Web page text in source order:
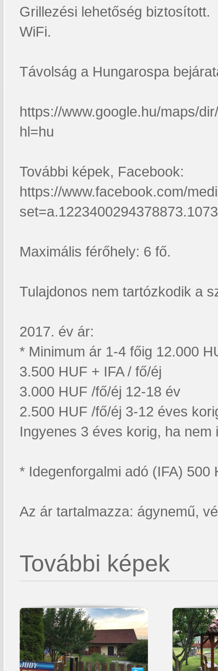
Grillezési lehetőség biztosított.
WiFi.
Távolság a Hungarospa
https://www.google.hu/maps/
hl=hu
További képek, Facebook:
https://www.facebook.com/
Maximális férőhely: 6 fő.
Tulajdonos nem tartózkodik a
2017. év ár:
* Minimum ár 1-4 főig 12.000
3.500 HUF + IFA / fő/éj
3.000 HUF /fő/éj 12-18 év
2.500 HUF /fő/éj 3-12 éves
Ingyenes 3 éves korig, ha nem
* Idegenforgalmi adó (IFA) 500
Az ár tartalmazza: ágynemű,
További képek